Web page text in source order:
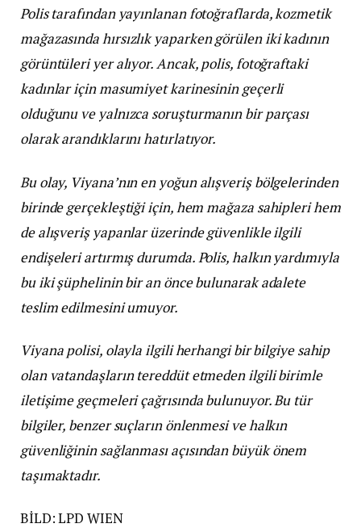
Polis tarafından yayınlanan fotoğraflarda, kozmetik
mağazasında hırsızlık yaparken görülen iki kadının
görüntüleri yer alıyor. Ancak, polis, fotoğraftaki
kadınlar için masumiyet karinesinin geçerli
olduğunu ve yalnızca soruşturmanın bir parçası
olarak arandıklarını hatırlatıyor.
Bu olay, Viyana’nın en yoğun alışveriş bölgelerinden
birinde gerçekleştiği için, hem mağaza sahipleri hem
de alışveriş yapanlar üzerinde güvenlikle ilgili
endişeleri artırmış durumda. Polis, halkın yardımıyla
bu iki şüphelinin bir an önce bulunarak adalete
teslim edilmesini umuyor.
Viyana polisi, olayla ilgili herhangi bir bilgiye sahip
olan vatandaşların tereddüt etmeden ilgili birimle
iletişime geçmeleri çağrısında bulunuyor. Bu tür
bilgiler, benzer suçların önlenmesi ve halkın
güvenliğinin sağlanması açısından büyük önem
taşımaktadır.
BİLD: LPD WIEN